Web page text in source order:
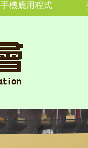
手機應用程式